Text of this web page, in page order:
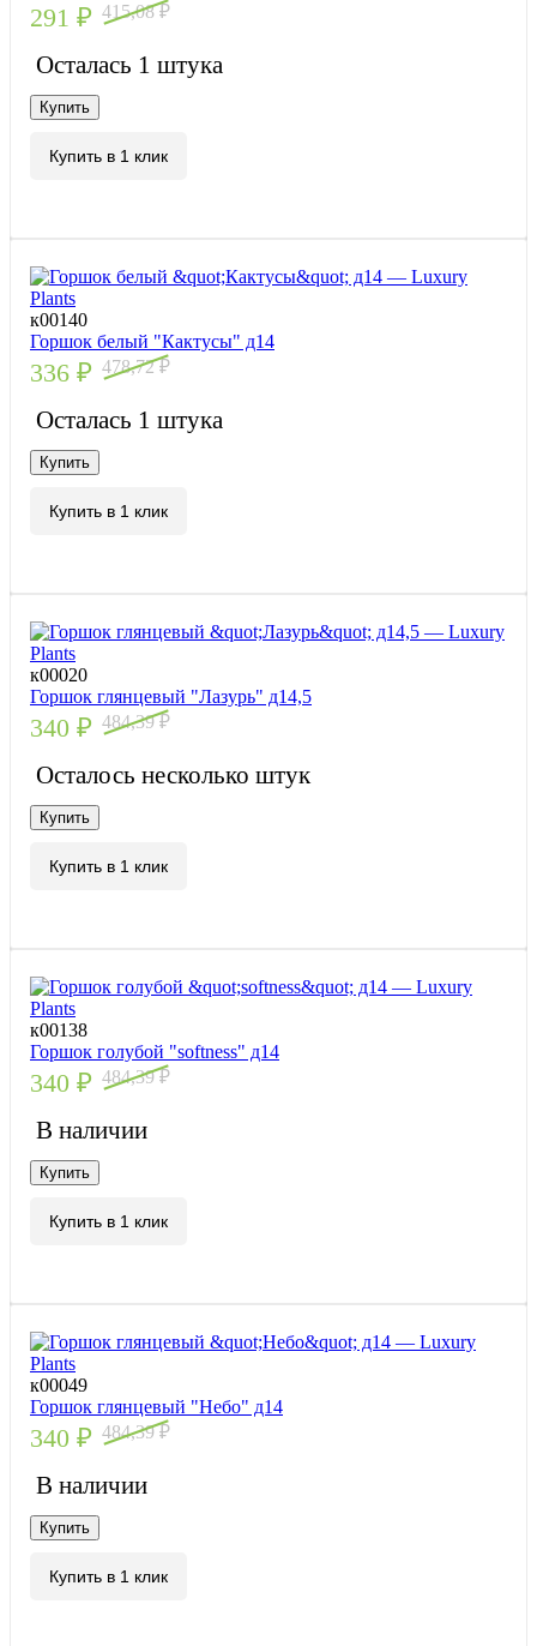
291 ₽ 415,08₽
Осталась 1 штука
Купить
Купить в 1 клик
к00140
Горшок белый "Кактусы" д14
336 ₽ 478,72₽
Осталась 1 штука
Купить
Купить в 1 клик
к00020
Горшок глянцевый "Лазурь" д14,5
340 ₽ 484,39₽
Осталось несколько штук
Купить
Купить в 1 клик
к00138
Горшок голубой "softness" д14
340 ₽ 484,39₽
В наличии
Купить
Купить в 1 клик
к00049
Горшок глянцевый "Небо" д14
340 ₽ 484,39₽
В наличии
Купить
Купить в 1 клик